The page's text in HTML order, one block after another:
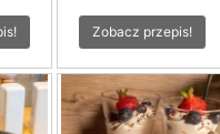
Zobacz przepis!